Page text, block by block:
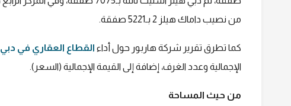
من نصيب داماك هيلز 2 بـ5221 صفقة.
كما تطرق تقرير شركة هاربور حول أداء القطاع العقاري في دبي
الإجمالية وعدد الغرف، إضافة إلى القيمة الإجمالية (السعر).
من حيث المساحة